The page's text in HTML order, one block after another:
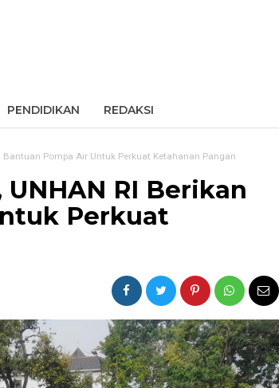
PENDIDIKAN REDAKSI
Pompa Air Untuk Perkuat Ketahanan Pangan
RI Berikan
Perkuat